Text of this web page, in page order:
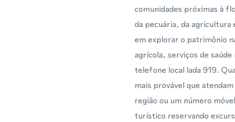
comunidades próximas à
da pecuária, da
em explorar o patrimônio
agrícola, serviços de
telefone local lada 919.
mais provável que
região ou um número
turístico reservando